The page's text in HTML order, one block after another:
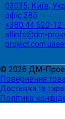
03035, Київ,
офіс 385
+380 44 520-
allinfo@dm-
project.com.ua
© 2026 ДМ-
Повернення
Доставка та
Політика